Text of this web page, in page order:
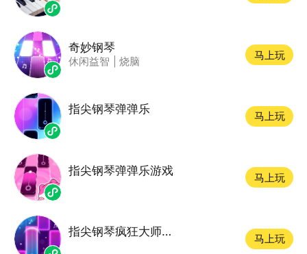
奇妙钢琴
休闲益智 烧脑
马上玩
指尖钢琴弹弹乐
马上玩
指尖钢琴弹弹乐游戏
马上玩
指尖钢琴疯狂大师游戏
马上玩